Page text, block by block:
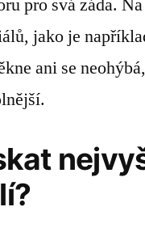
jako je
ani se